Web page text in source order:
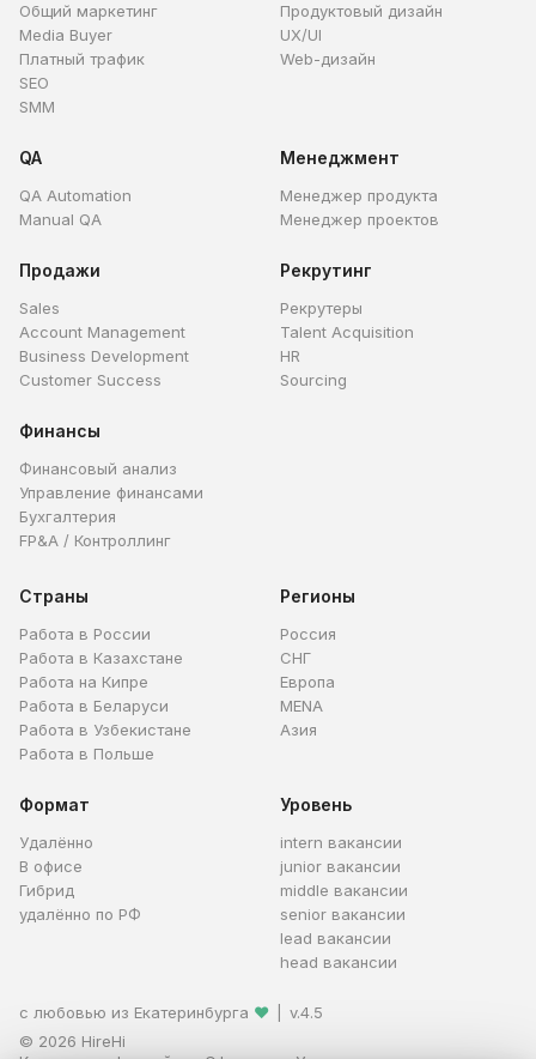
Общий маркетинг
Media Buyer
Платный трафик
SEO
SMM
Продуктовый дизайн
UX/UI
Web-дизайн
QA
QA Automation
Manual QA
Менеджмент
Менеджер продукта
Менеджер проектов
Продажи
Sales
Account Management
Business Development
Customer Success
Рекрутинг
Рекрутеры
Talent Acquisition
HR
Sourcing
Финансы
Финансовый анализ
Управление финансами
Бухгалтерия
FP&A / Контроллинг
Страны
Работа в России
Работа в Казахстане
Работа на Кипре
Работа в Беларуси
Работа в Узбекистане
Работа в Польше
Регионы
Россия
СНГ
Европа
MENA
Азия
Формат
Удалённо
В офисе
Гибрид
удалённо по РФ
Уровень
intern вакансии
junior вакансии
middle вакансии
senior вакансии
lead вакансии
head вакансии
с любовью из Екатеринбурга ❤
v.4.5
© 2026 HireHi